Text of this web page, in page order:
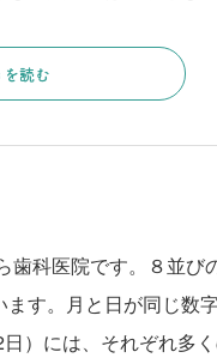
読む
歯科医院です。８並び
ます。月と日が同じ数
）には、それぞれ多